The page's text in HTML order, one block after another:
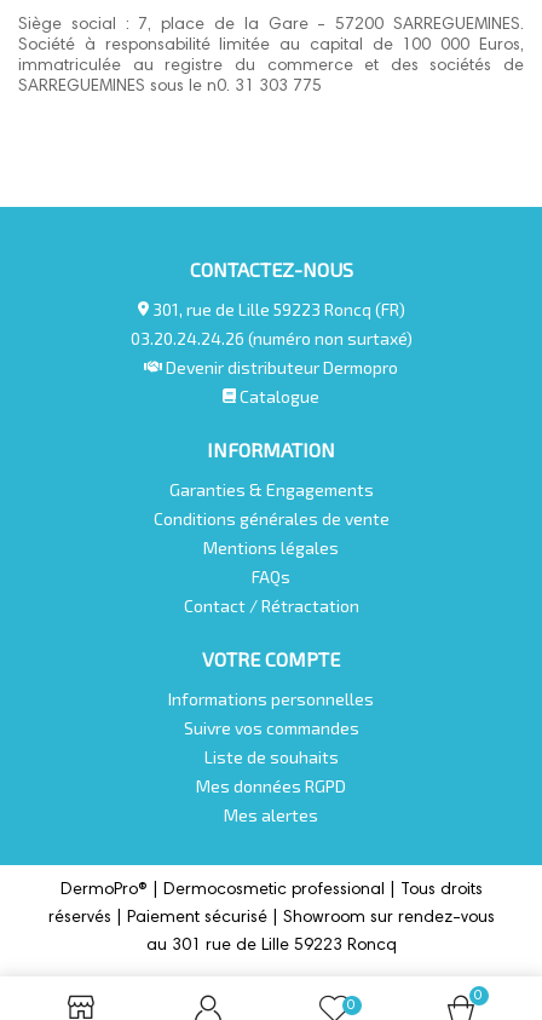
0
0
Siège social : 7, place de la Gare - 57200 SARREGUEMINES.
Société à responsabilité limitée au capital de 100 000 Euros,
immatriculée au registre du commerce et des sociétés de
SARREGUEMINES sous le n0. 31 303 775
CONTACTEZ-NOUS
301, rue de Lille 59223 Roncq (FR)
03.20.24.24.26 (numéro non surtaxé)
Devenir distributeur Dermopro
Catalogue
INFORMATION
Garanties & Engagements
Conditions générales de vente
Mentions légales
FAQs
Contact / Rétractation
VOTRE COMPTE
Informations personnelles
Suivre vos commandes
Liste de souhaits
Mes données RGPD
Mes alertes
DermoPro® | Dermocosmetic professional |
Tous droits
réservés | Paiement sécurisé | Showroom sur rendez-vous
au 301 rue de Lille 59223 Roncq